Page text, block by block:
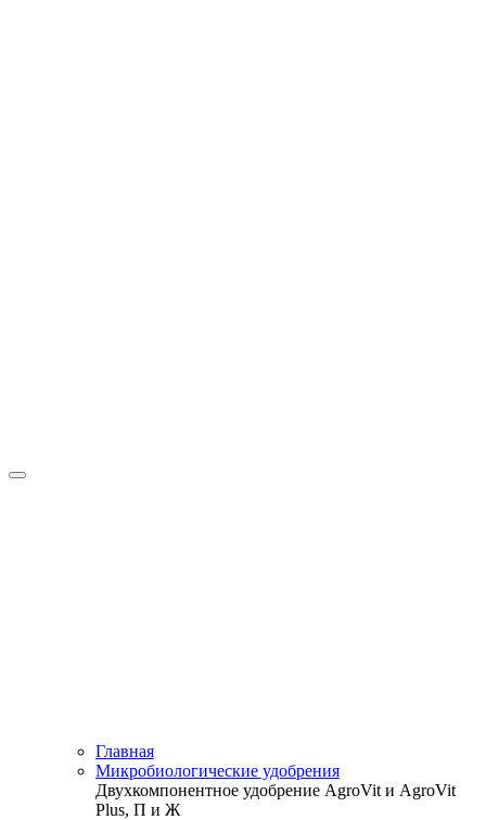
Главная
Микробиологические удобрения
Двухкомпонентное удобрение AgroVit и AgroVit
Plus, П и Ж